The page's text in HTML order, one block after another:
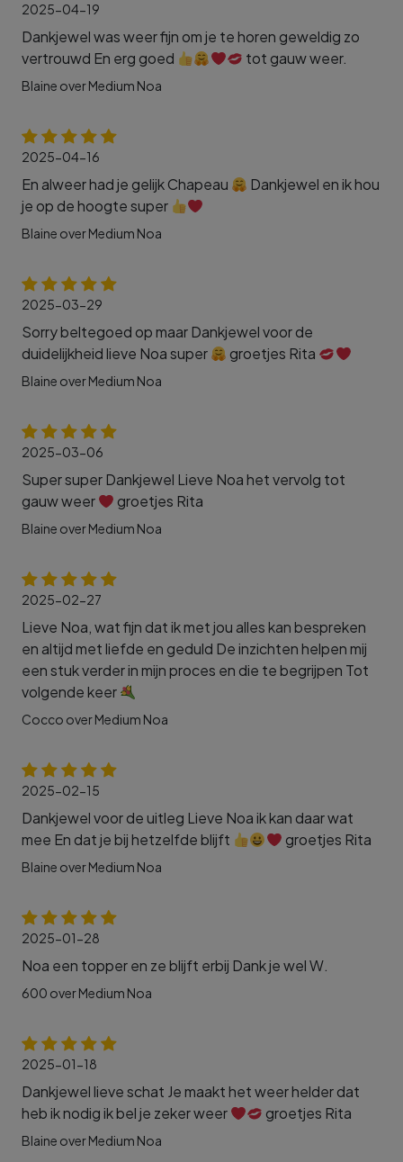
2025-04-19
Dankjewel was weer fijn om je te horen geweldig zo
vertrouwd En erg goed
tot gauw weer.
Blaine over Medium Noa
2025-04-16
En alweer had je gelijk Chapeau
Dankjewel en ik hou
je op de hoogte super
Blaine over Medium Noa
2025-03-29
Sorry beltegoed op maar Dankjewel voor de
duidelijkheid lieve Noa super
groetjes Rita
Blaine over Medium Noa
2025-03-06
Super super Dankjewel Lieve Noa het vervolg tot
gauw weer
groetjes Rita
Blaine over Medium Noa
2025-02-27
Lieve Noa, wat fijn dat ik met jou alles kan bespreken
en altijd met liefde en geduld De inzichten helpen mij
een stuk verder in mijn proces en die te begrijpen Tot
volgende keer
Cocco over Medium Noa
2025-02-15
Dankjewel voor de uitleg Lieve Noa ik kan daar wat
mee En dat je bij hetzelfde blijft
groetjes Rita
Blaine over Medium Noa
2025-01-28
Noa een topper en ze blijft erbij Dank je wel W.
600 over Medium Noa
2025-01-18
Dankjewel lieve schat Je maakt het weer helder dat
heb ik nodig ik bel je zeker weer
groetjes Rita
Blaine over Medium Noa